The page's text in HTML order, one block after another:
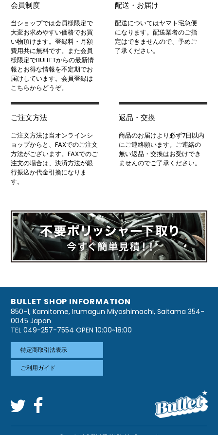
会員制度
当ショップでは会員様限定で
大変お求めやすい価格でお買
い物頂けます。登録料・月額
費用共に無料です。また会員
様限定でBULLETからの最新情
報とお得な情報を不定期でお
届けしています。会員登録は
こちらからどうぞ。
配送・お届け
配送についてはヤマト宅急便
になります。配送業者のご指
定はできませんので、予めご
了承ください。
ご注文方法
ご注文方法は当オンラインシ
ョップからと、FAXでのご注文
方法がございます。FAXでのご
注文の場合は、決済方法が銀
行振込か代金引換になりま
す。
返品・交換
商品のお届けより必ず7日以内
にご連絡願います。ご連絡の
無い返品・交換はお受けでき
ませんのでご了承ください。
BULLET SHOP INFORMATION
850-1, Kamitome, Irumagun Miyoshimachi, Saitama 354-
0045 Japan
TEL 049-257-7554 OPEN 10:00~18:00
特定商取引法表示
ご利用ガイド